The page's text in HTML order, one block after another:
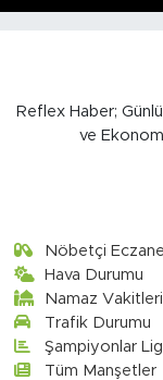
Reflex Haber;
ve
Nöbetçi
Hava Durumu
Namaz Vakitleri
Trafik Durumu
Şampiyonlar
Tüm Manşetler